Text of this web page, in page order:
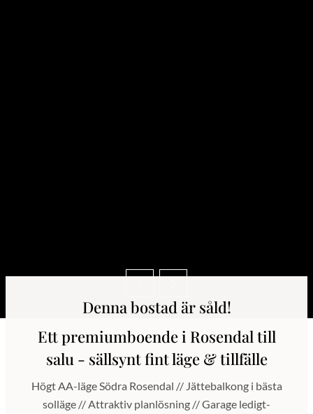
Denna bostad är såld!
Ett premiumboende i Rosendal till
salu - sällsynt fint läge & tillfälle
Högt AA-läge Södra Rosendal // Jättebalkong i bästa
solläge // Attraktiv planlösning // Garage ledigt-